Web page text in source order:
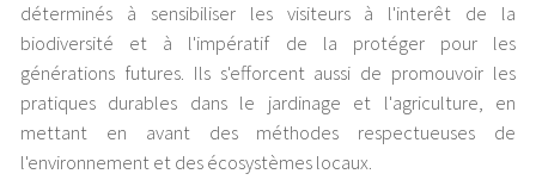
déterminés à sensibiliser les visiteurs à l'interêt de la
biodiversité et à l'impératif de la protéger pour les
générations futures. Ils s'efforcent aussi de promouvoir les
pratiques durables dans le jardinage et l'agriculture, en
mettant en avant des méthodes respectueuses de
l'environnement et des écosystèmes locaux.